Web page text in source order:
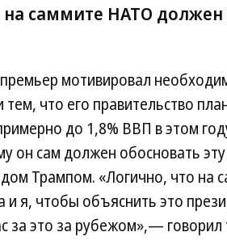
саммите НАТО
мотивировал
что его правительство
до 1,8% ВВП в этом
он сам должен обосновать
Трампом. «Логично, что на
и я, чтобы объяснить это
за это за рубежом»,—